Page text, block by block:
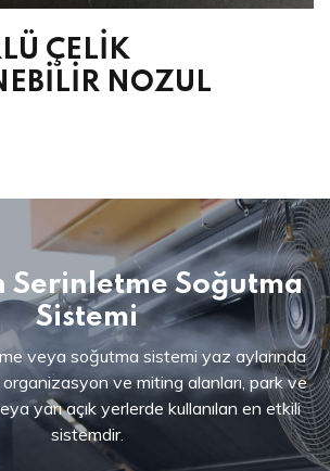
ÇELİK
NOZUL
Serinletme Soğutma
Sistemi
veya soğutma sistemi yaz aylarında
ve miting alanları, park ve
yarı açık yerlerde kullanılan en etkili
sistemdir.